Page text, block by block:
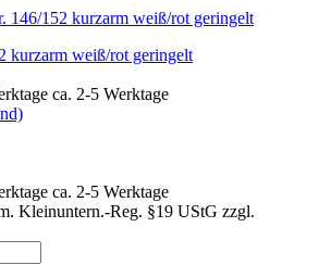
kurzarm weiß/rot geringelt
ca. 2-5 Werktage
ca. 2-5 Werktage
Kleinuntern.-Reg. §19 UStG zzgl.